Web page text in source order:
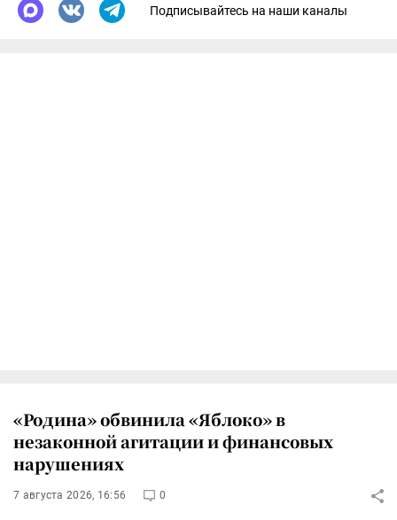
Подписывайтесь на наши каналы
«Родина» обвинила «Яблоко» в
незаконной агитации и финансовых
нарушениях
7 августа 2026, 16:56 0